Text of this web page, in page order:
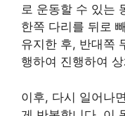
로 운동할 수 있는
한쪽 다리를 뒤로
유지한 후, 반대쪽
행하여 진행하여
이후, 다시 일어나